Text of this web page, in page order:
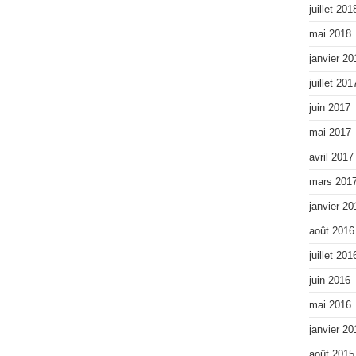
juillet
mai 2018
janvier
juillet
juin 2017
mai 2017
avril 2017
mars
janvier
août 2016
juillet
juin 2016
mai 2016
janvier